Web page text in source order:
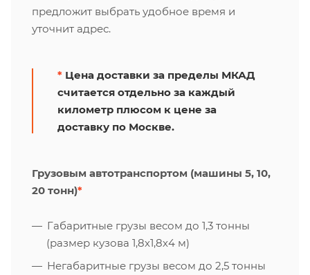
предложит выбрать удобное время и
уточнит адрес.
* Цена доставки за пределы МКАД
считается отдельно за каждый
километр плюсом к цене за
доставку по Москве.
Грузовым автотранспортом (машины 5, 10,
20 тонн)*
Габаритные грузы весом до 1,3 тонны
(размер кузова 1,8х1,8х4 м)
Негабаритные грузы весом до 2,5 тонны